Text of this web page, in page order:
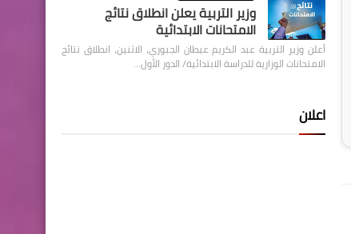
وزير التربية يعلن انطلاق نتائج
الامتحانات الابتدائية
أعلن وزير التربية عبد الكريم عبطان الجبوري، الاثنين، انطلاق نتائج
الامتحانات الوزارية للدراسة الابتدائية/ الدور الأول…
اعلان